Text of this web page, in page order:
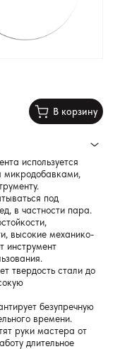
В корзину
используется
под
в частности пара.
высокие механико-
инструмент
твердость стали до
безупречную
времени.
руки мастера от
длительное